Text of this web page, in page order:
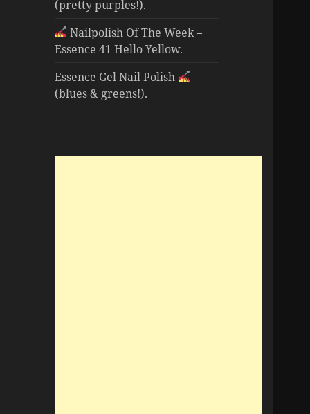
(pretty purples!).
Nailpolish Of The Week –
Essence 41 Hello Yellow.
Essence Gel Nail Polish
(blues & greens!).